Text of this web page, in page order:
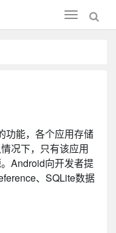
Toggle
navigation
功能，各个应用存储
况下，只有该应用
Android向开发者提
、SQLite数据